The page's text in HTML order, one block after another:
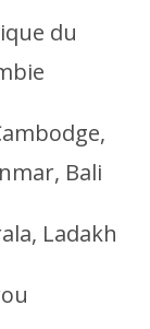
du
Bali
Ladakh